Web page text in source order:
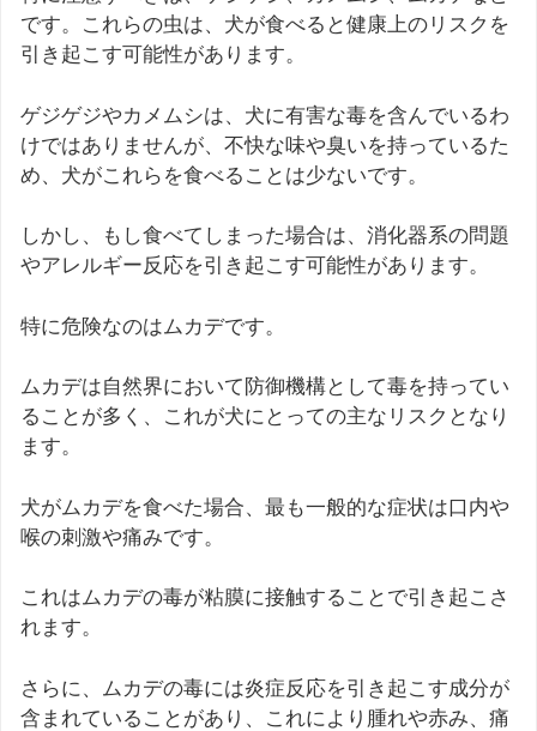
です。これらの虫は、犬が食べると健康上のリスクを
引き起こす可能性があります。
ゲジゲジやカメムシは、犬に有害な毒を含んでいるわ
けではありませんが、不快な味や臭いを持っているた
め、犬がこれらを食べることは少ないです。
しかし、もし食べてしまった場合は、消化器系の問題
やアレルギー反応を引き起こす可能性があります。
特に危険なのはムカデです。
ムカデは自然界において防御機構として毒を持ってい
ることが多く、これが犬にとっての主なリスクとなり
ます。
犬がムカデを食べた場合、最も一般的な症状は口内や
喉の刺激や痛みです。
これはムカデの毒が粘膜に接触することで引き起こさ
れます。
さらに、ムカデの毒には炎症反応を引き起こす成分が
含まれていることがあり、これにより腫れや赤み、痛